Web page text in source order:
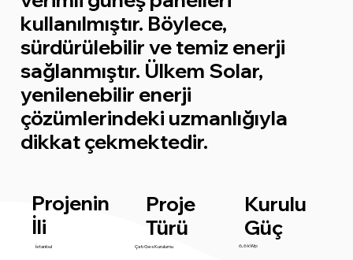
kullanılmıştır. Böylece,
sürdürülebilir ve temiz enerji
sağlanmıştır. Ülkem Solar,
yenilenebilir enerji
çözümlerindeki uzmanlığıyla
dikkat çekmektedir.
Projenin
İli
İstanbul
Proje
Türü
Çatı Ges Kurulumu
Kurulu
Güç
6,6 kWp